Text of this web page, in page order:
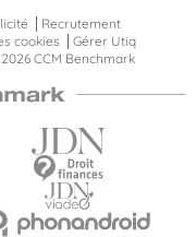
Recrutement
cookies
Gérer Utiq
CCM Benchmark